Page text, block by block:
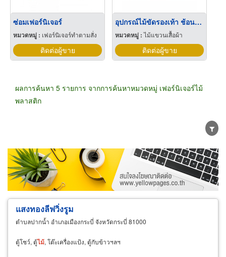
ซ่อมเฟอร์นิเจอร์
หมวดหมู่ : เฟอร์นิเจอร์ทำตามสั่ง
ติดต่อผู้ขาย
อุปกรณ์ไม้ขัดรองเท้า ช้อนรองเท้าจากไม้
หมวดหมู่ :ไม้แขวนเสื้อผ้า
ติดต่อผู้ขาย
ผลการค้นหา 5 รายการ จากการค้นหาหมวดหมู่ เฟอร์นิเจอร์ไม้
พลาสติก
ขายส่ง ขายปลีก ผู้ผลิต
ตัวแทนจัดจำหน่าย
ผู้ส่งออก/นำเข้า
ธุรกิจบริการ
แสงทองลีฟวิ่งรูม
ตำบลปากน้ำ อำเภอเมืองกระบี่ จังหวัดกระบี่ 81000
ตู้โชว์, ตู้ไม้, โต๊ะเครื่องแป้ง, ตู้กับข้าวฯลฯ